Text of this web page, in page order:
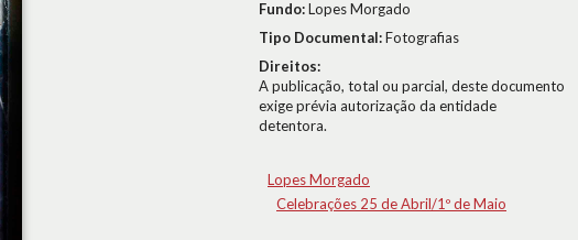
Fundo:Lopes Morgado
Tipo Documental:Fotografias
Direitos:
A publicação, total ou parcial, deste documento
exige prévia autorização da entidade
detentora.
Lopes Morgado
Celebrações 25 de Abril/1º de Maio